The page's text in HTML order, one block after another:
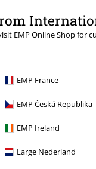
EMP Online Shop for
EMP France
EMP Česká Republika
EMP Ireland
Large Nederland